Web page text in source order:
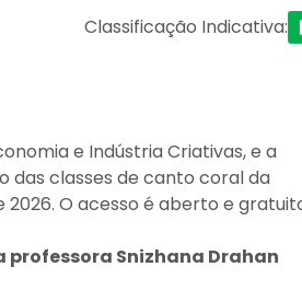
Classificação Indicativa:
e Indústria Criativas, e a
das classes de canto coral da
2026. O acesso é aberto e
Snizhana Drahan